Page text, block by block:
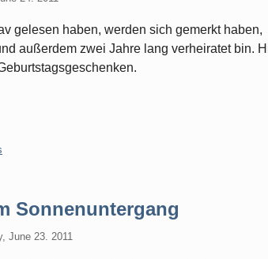
gelesen haben, werden sich gemerkt haben,
außerdem zwei Jahre lang verheiratet bin.
Sonnenuntergang
June 23. 2011